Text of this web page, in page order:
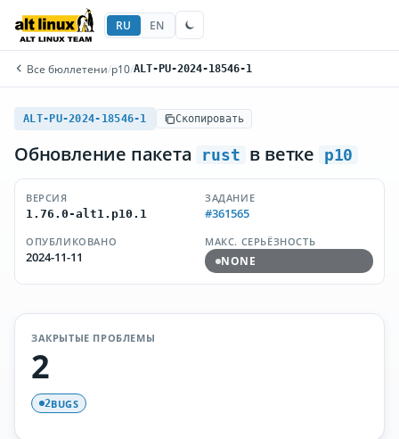
RU EN
Все бюллетени/p10/ALT-PU-2024-18546-1
ALT-PU-2024-18546-1 Скопировать
Обновление пакета rust в ветке p10
ВЕРСИЯ
1.76.0-alt1.p10.1
ЗАДАНИЕ
#361565
ОПУБЛИКОВАНО
2024-11-11
МАКС. СЕРЬЁЗНОСТЬ
NONE
ЗАКРЫТЫЕ ПРОБЛЕМЫ
2
2BUGS